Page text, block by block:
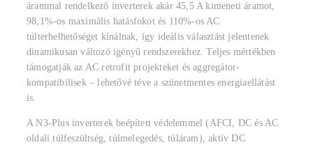
árammal rendelkező inverterek akár 45,5 A kimeneti áramot,
98,1%-os maximális hatásfokot és 110%-os AC
túlterhelhetőséget kínálnak, így ideális választást jelentenek
dinamikusan változó igényű rendszerekhez. Teljes mértékben
támogatják az AC retrofit projekteket és aggregátor-
kompatibilisek – lehetővé téve a szünetmentes energiaellátást
is.
A N3-Plus inverterek beépített védelemmel (AFCI, DC és AC
oldali túlfeszültség, túlmelegedés, túláram), aktív DC